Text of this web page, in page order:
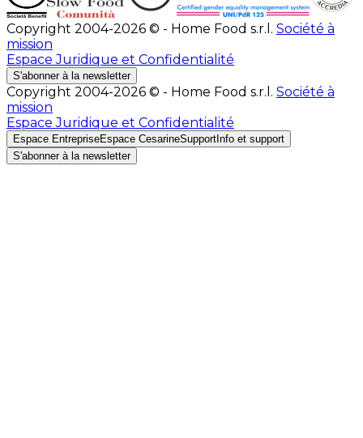
Copyright 2004-2026 © - Home Food s.r.l. Société à
mission
Espace Juridique et Confidentialité
S'abonner à la newsletter
Copyright 2004-2026 © - Home Food s.r.l. Société à
mission
Espace Juridique et Confidentialité
Espace EntrepriseEspace CesarineSupport Info et support
S'abonner à la newsletter